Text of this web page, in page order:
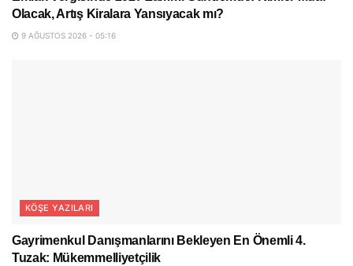
Olacak, Artış Kiralara Yansıyacak mı?
9 AĞUSTOS 2026 - 05:16
KÖŞE YAZILARI
Gayrimenkul Danışmanlarını Bekleyen En Önemli 4.
Tuzak: Mükemmelliyetçilik